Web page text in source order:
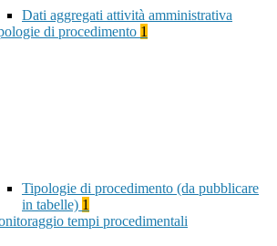
Dati aggregati attività amministrativa
di procedimento 1
Tipologie di procedimento (da pubblicare
in tabelle) 1
tempi procedimentali